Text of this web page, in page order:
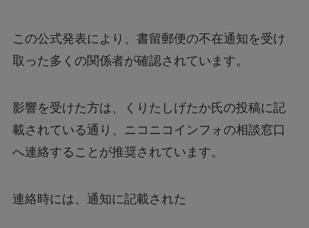
この公式発表により、書留郵便の不在通知を受け
取った多くの関係者が確認されています。
影響を受けた方は、くりたしげたか氏の投稿に記
載されている通り、ニコニコインフォの相談窓口
へ連絡することが推奨されています。
連絡時には、通知に記載された